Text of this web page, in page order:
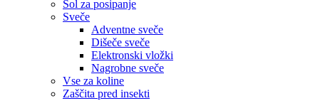
Sol za posipanje
Sveče
Adventne sveče
Dišeče sveče
Elektronski vložki
Nagrobne sveče
Vse za koline
Zaščita pred insekti